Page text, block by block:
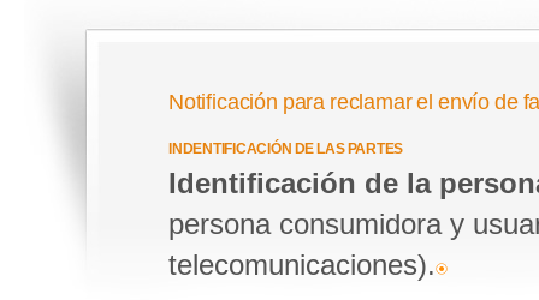
Notificación para reclamar el envío de
INDENTIFICACIÓN DE LAS PARTES
Identificación de la
persona consumidora y
telecomunicaciones).